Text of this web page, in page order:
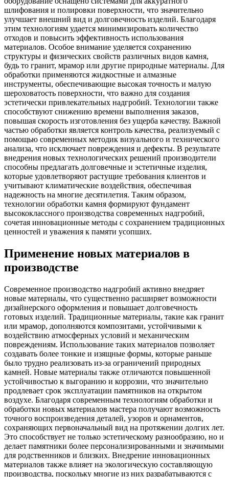
шлифования и полировки поверхности, что значительно
улучшает внешний вид и долговечность изделий. Благодаря
этим технологиям удается минимизировать количество
отходов и повысить эффективность использования
материалов. Особое внимание уделяется сохранению
структуры и физических свойств различных видов камня,
будь то гранит, мрамор или другие природные материалы. Для
обработки применяются жидкостные и алмазные
инструменты, обеспечивающие высокая точность и малую
шероховатость поверхности, что важно для создания
эстетически привлекательных надгробий. Технологии также
способствуют снижению времени выполнения заказов,
повышая скорость изготовления без ущерба качеству. Важной
частью обработки является контроль качества, реализуемый с
помощью современных методик визуального и технического
анализа, что исключает повреждения и дефекты. В результате
внедрения новых технологических решений производители
способны предлагать долговечные и эстетичные изделия,
которые удовлетворяют растущие требования клиентов и
учитывают климатические воздействия, обеспечивая
надежность на многие десятилетия. Таким образом,
технологии обработки камня формируют фундамент
высококлассного производства современных надгробий,
сочетая инновационные методы с сохранением традиционных
ценностей и уважения к памяти усопших.
Применение новых материалов в
производстве
Современное производство надгробий активно внедряет
новые материалы, что существенно расширяет возможности
дизайнерского оформления и повышает долговечность
готовых изделий. Традиционные материалы, такие как гранит
или мрамор, дополняются композитами, устойчивыми к
воздействию атмосферных условий и механическим
повреждениям. Использование таких материалов позволяет
создавать более тонкие и изящные формы, которые раньше
было трудно реализовать из-за ограничений природных
камней. Новые материалы также отличаются повышенной
устойчивостью к выгоранию и коррозии, что значительно
продлевает срок эксплуатации памятников на открытом
воздухе. Благодаря современным технологиям обработки и
обработки новых материалов мастера получают возможность
точного воспроизведения деталей, узоров и орнаментов,
сохраняющих первоначальный вид на протяжении долгих лет.
Это способствует не только эстетическому разнообразию, но и
делает памятники более персонализированными и значимыми
для родственников и близких. Внедрение инновационных
материалов также влияет на экологическую составляющую
производства, поскольку многие из них разрабатываются с